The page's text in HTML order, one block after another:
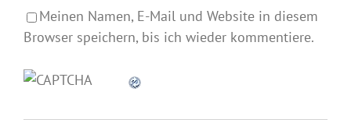
Meinen Namen, E-Mail und Website in diesem
Browser speichern, bis ich wieder kommentiere.